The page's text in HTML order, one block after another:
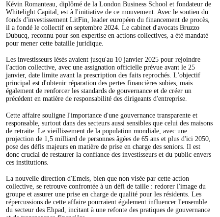
Kévin Romanteau, diplômé de la London Business School et fondateur de
Whitelight Capital, est à l'initiative de ce mouvement. Avec le soutien du
fonds d'investissement LitFin, leader européen du financement de procès,
il a fondé le collectif en septembre 2024. Le cabinet d'avocats Bruzzo
Dubucq, reconnu pour son expertise en actions collectives, a été mandaté
pour mener cette bataille juridique.
Les investisseurs lésés avaient jusqu'au 10 janvier 2025 pour rejoindre
l'action collective, avec une assignation officielle prévue avant le 25
janvier, date limite avant la prescription des faits reprochés. L'objectif
principal est d'obtenir réparation des pertes financières subies, mais
également de renforcer les standards de gouvernance et de créer un
précédent en matière de responsabilité des dirigeants d'entreprise.
Cette affaire souligne l'importance d'une gouvernance transparente et
responsable, surtout dans des secteurs aussi sensibles que celui des maisons
de retraite. Le vieillissement de la population mondiale, avec une
projection de 1,5 milliard de personnes âgées de 65 ans et plus d'ici 2050,
pose des défis majeurs en matière de prise en charge des seniors. Il est
donc crucial de restaurer la confiance des investisseurs et du public envers
ces institutions.
La nouvelle direction d'Emeis, bien que non visée par cette action
collective, se retrouve confrontée à un défi de taille : redorer l'image du
groupe et assurer une prise en charge de qualité pour les résidents. Les
répercussions de cette affaire pourraient également influencer l'ensemble
du secteur des Ehpad, incitant à une refonte des pratiques de gouvernance